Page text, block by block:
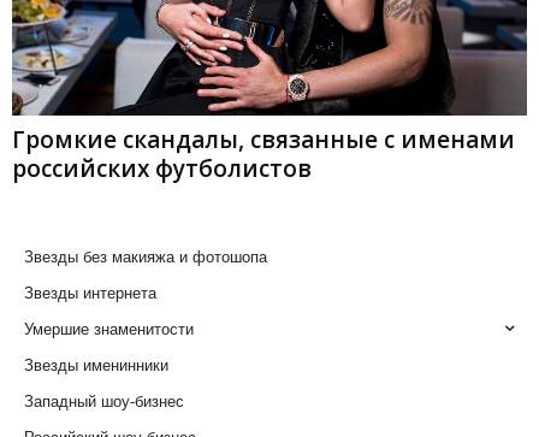
Громкие скандалы, связанные с именами
российских футболистов
Звезды без макияжа и фотошопа
Звезды интернета
Умершие знаменитости
Звезды именинники
Западный шоу-бизнес